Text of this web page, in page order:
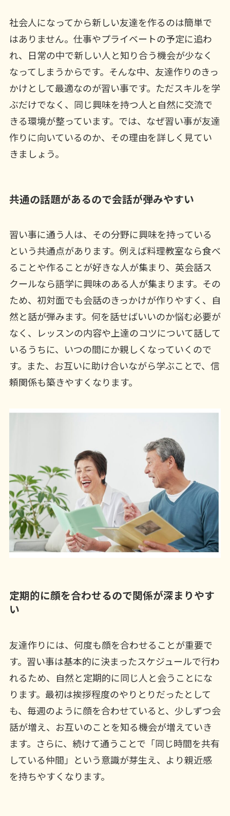
社会人になってから新しい友達を作るのは簡単で
はありません。仕事やプライベートの予定に追わ
れ、日常の中で新しい人と知り合う機会が少なく
なってしまうからです。そんな中、友達作りのきっ
かけとして最適なのが習い事です。ただスキルを学
ぶだけでなく、同じ興味を持つ人と自然に交流で
きる環境が整っています。では、なぜ習い事が友達
作りに向いているのか、その理由を詳しく見てい
きましょう。
共通の話題があるので会話が弾みやすい
習い事に通う人は、その分野に興味を持っている
という共通点があります。例えば料理教室なら食べ
ることや作ることが好きな人が集まり、英会話ス
クールなら語学に興味のある人が集まります。その
ため、初対面でも会話のきっかけが作りやすく、自
然と話が弾みます。何を話せばいいのか悩む必要が
なく、レッスンの内容や上達のコツについて話して
いるうちに、いつの間にか親しくなっていくので
す。また、お互いに助け合いながら学ぶことで、信
頼関係も築きやすくなります。
定期的に顔を合わせるので関係が深まりやす
い
友達作りには、何度も顔を合わせることが重要で
す。習い事は基本的に決まったスケジュールで行わ
れるため、自然と定期的に同じ人と会うことにな
ります。最初は挨拶程度のやりとりだったとして
も、毎週のように顔を合わせていると、少しずつ会
話が増え、お互いのことを知る機会が増えていき
ます。さらに、続けて通うことで「同じ時間を共有
している仲間」という意識が芽生え、より親近感
を持ちやすくなります。